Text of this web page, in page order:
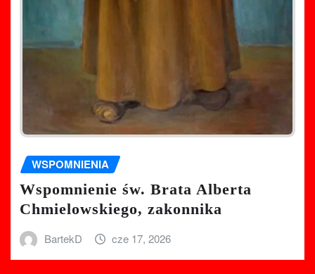
WSPOMNIENIA
Wspomnienie św. Brata Alberta
Chmielowskiego, zakonnika
BartekD cze 17, 2026